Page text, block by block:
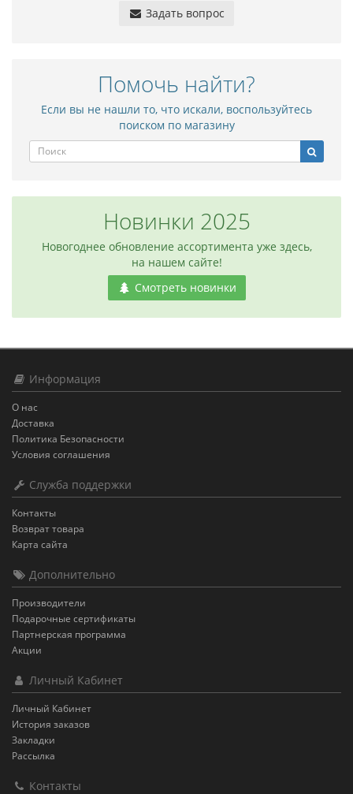
Задать вопрос
Помочь найти?
Если вы не нашли то, что искали, воспользуйтесь
поиском по магазину
Новинки 2025
Новогоднее обновление ассортимента уже здесь,
на нашем сайте!
Смотреть новинки
Информация
О нас
Доставка
Политика Безопасности
Условия соглашения
Служба поддержки
Контакты
Возврат товара
Карта сайта
Дополнительно
Производители
Подарочные сертификаты
Партнерская программа
Акции
Личный Кабинет
Личный Кабинет
История заказов
Закладки
Рассылка
Контакты